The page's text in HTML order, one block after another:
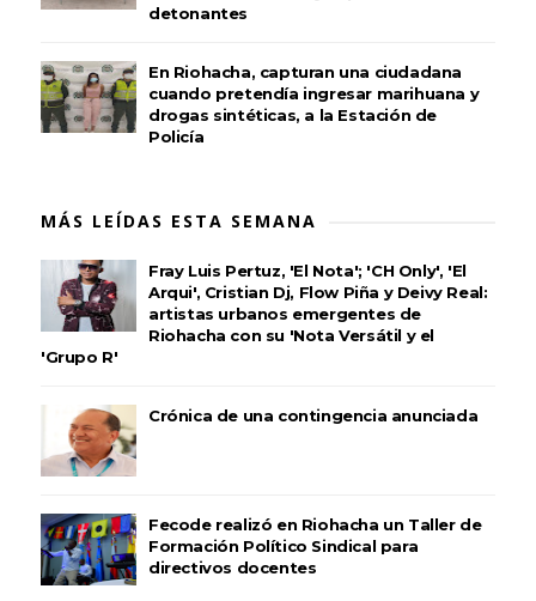
detonantes
En Riohacha, capturan una ciudadana
cuando pretendía ingresar marihuana y
drogas sintéticas, a la Estación de
Policía
MÁS LEÍDAS ESTA SEMANA
Fray Luis Pertuz, 'El Nota'; 'CH Only', 'El
Arqui', Cristian Dj, Flow Piña y Deivy Real:
artistas urbanos emergentes de
Riohacha con su 'Nota Versátil y el
'Grupo R'
Crónica de una contingencia anunciada
Fecode realizó en Riohacha un Taller de
Formación Político Sindical para
directivos docentes